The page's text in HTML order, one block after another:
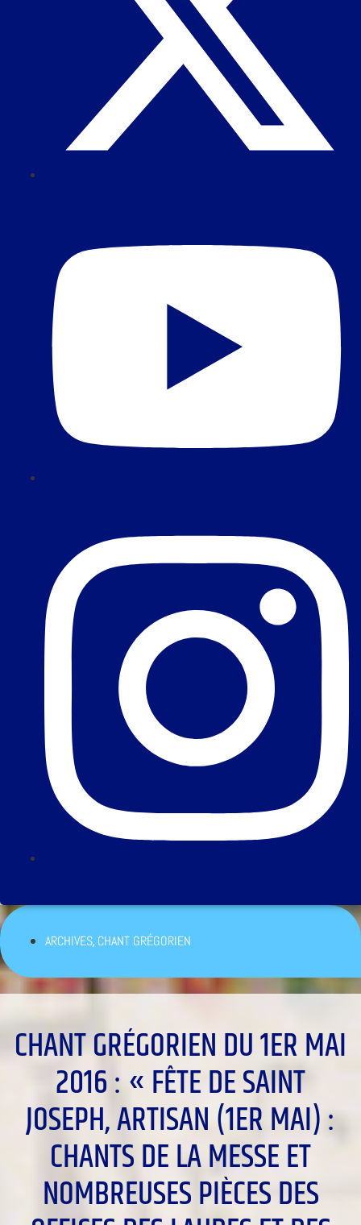
ARCHIVES,CHANT GRÉGORIEN
CHANT GRÉGORIEN DU 1ER MAI
2016 : « FÊTE DE SAINT
JOSEPH, ARTISAN (1ER MAI) :
CHANTS DE LA MESSE ET
NOMBREUSES PIÈCES DES